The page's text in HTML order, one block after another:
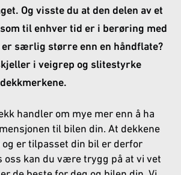
Og visste du at den delen av et
til enhver tid er i berøring med
særlig større enn en håndflate?
i veigrep og slitestyrke
handler om mye mer enn å ha
til bilen din. At dekkene
er tilpasset din bil er derfor
oss kan du være trygg på at vi vet